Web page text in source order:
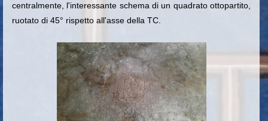
centralmente, l'interessante schema di un quadrato ottopartito,
ruotato di 45° rispetto all'asse della TC.